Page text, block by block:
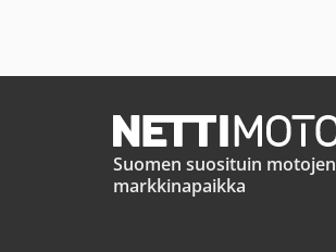
Suomen suosituin motojen
markkinapaikka